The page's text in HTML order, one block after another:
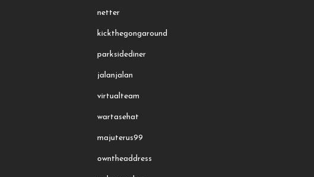
netter
kickthegongaround
parksidediner
jalanjalan
virtualteam
wartasehat
majuterus99
owntheaddress